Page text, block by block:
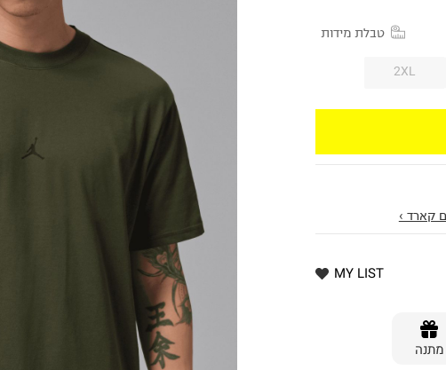
טבלת מידות
2XL
קארד ›
MY LIST
מתנה